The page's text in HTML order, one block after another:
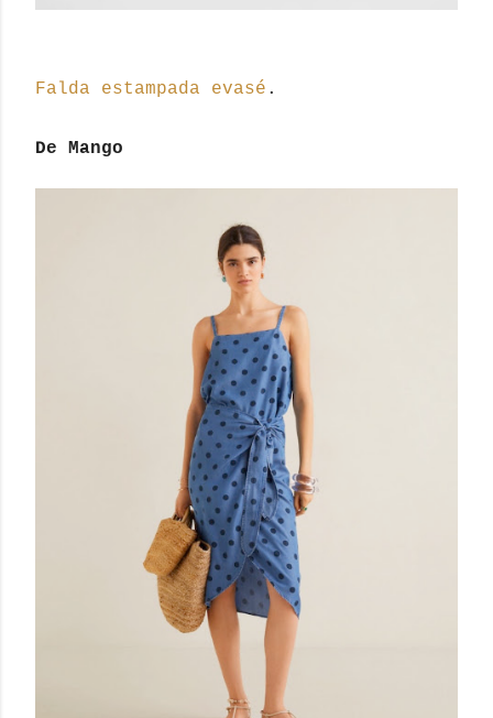
Falda estampada evasé .
De Mango